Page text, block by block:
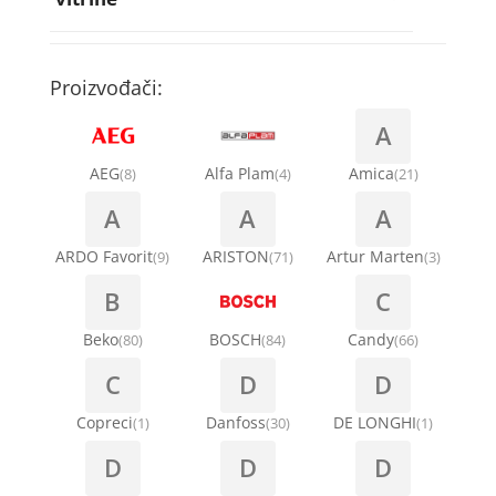
Ručice za vrata za veš mašinu
Šarke za veš mašine
Stakla i okviri vrata za veš mašinu
Termostati i hidrostati za veš mašine
Točkići za sudo mašine
Kompresori za klima uređaje
Kondenz creva
Nosači za klimu
Ostali materijal za montažu klima uređaja
Proizvođači:
AEG(8) Alfa Plam(4)
A
Amica(21)
A
ARDO Favorit(9)
A
ARISTON(71)
A
Artur Marten(3)
B
Beko(80) BOSCH(84)
C
Candy(66)
C
Copreci(1)
D
Danfoss(30)
D
DE LONGHI(1)
D D D